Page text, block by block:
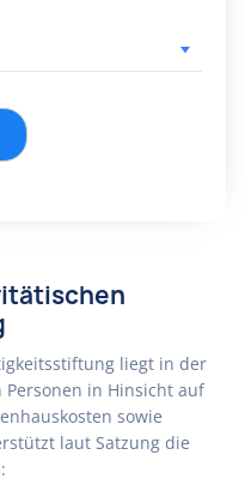
liegt in der
in Hinsicht auf
sowie
laut Satzung die